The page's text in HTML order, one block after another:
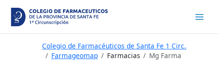
contenido
Colegio de Farmacéuticos de Santa Fe 1 Circ.
Farmageomap
Farmacias Mg Farma